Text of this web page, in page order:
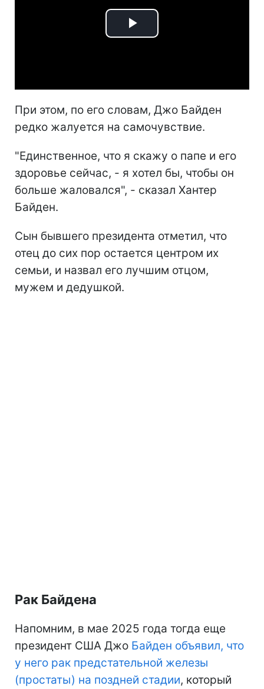
Play
При этом, по его словам, Джо Байден
редко жалуется на самочувствие.
"Единственное, что я скажу о папе и его
здоровье сейчас, - я хотел бы, чтобы он
больше жаловался", - сказал Хантер
Байден.
Сын бывшего президента отметил, что
отец до сих пор остается центром их
семьи, и назвал его лучшим отцом,
мужем и дедушкой.
Рак Байдена
Напомним, в мае 2025 года тогда еще
президент США Джо Байден объявил, что
у него рак предстательной железы
(простаты) на поздней стадии, который